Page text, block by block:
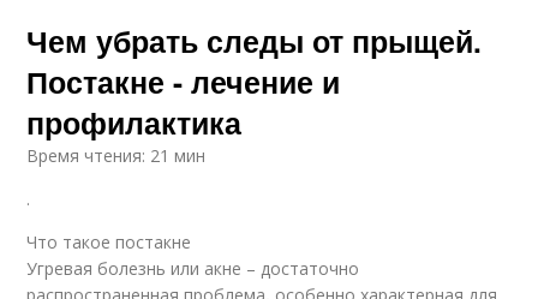
Чем убрать следы от прыщей.
Постакне - лечение и
профилактика
Время чтения: 21 мин
.
Что такое постакне
Угревая болезнь или акне – достаточно
распространенная проблема, особенно характерная для